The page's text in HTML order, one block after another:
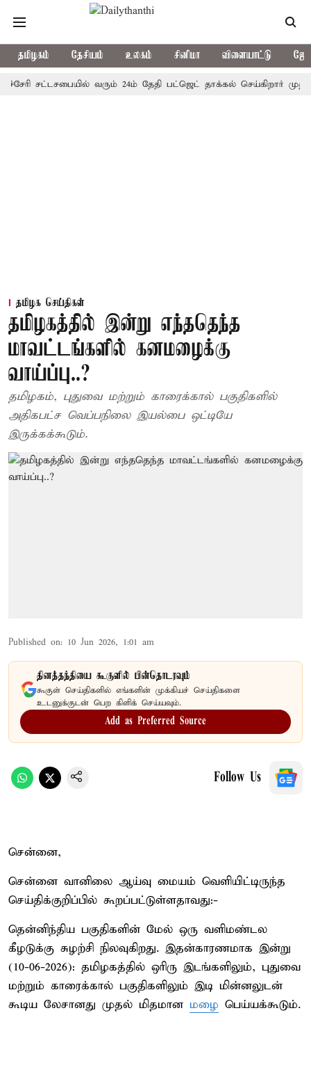
தமிழகம் தேசியம் உலகம் சினிமா விளையாட்டு
சட்டசபையில் வரும் 24ம் தேதி பட்ஜெட் தாக்கல் செய்கிறார் முதல்-
தமிழக செய்திகள்
தமிழகத்தில் இன்று எந்ததெந்த
மாவட்டங்களில் கனமழைக்கு
வாய்ப்பு..?
தமிழகம், புதுவை மற்றும் காரைக்கால் பகுதிகளில்
அதிகபட்ச வெப்பநிலை இயல்பை ஒட்டியே
இருக்கக்கூடும்.
Published on: 10 Jun 2026, 1:01 am
தினத்தந்தியை கூகுளில் பின்தொடரவும்
கூகுள் செய்திகளில் எங்களின் முக்கியச் செய்திகளை
உடனுக்குடன் பெற கிளிக் செய்யவும்.
Add as Preferred Source
Follow Us
சென்னை,
சென்னை வானிலை ஆய்வு மையம் வெளியிட்டிருந்த
செய்திக்குறிப்பில் கூறப்பட்டுள்ளதாவது:-
தென்னிந்திய பகுதிகளின் மேல் ஒரு வளிமண்டல
கீழடுக்கு சுழற்சி நிலவுகிறது. இதன்காரணமாக இன்று
(10-06-2026): தமிழகத்தில் ஒரிரு இடங்களிலும், புதுவை
மற்றும் காரைக்கால் பகுதிகளிலும் இடி மின்னலுடன்
கூடிய லேசானது முதல் மிதமான மழை பெய்யக்கூடும்.